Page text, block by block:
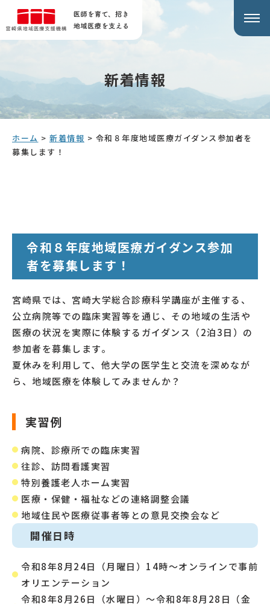
新着情報
ホーム > 新着情報 > 令和８年度地域医療ガイダンス参加者を
募集します！
令和８年度地域医療ガイダンス参加
者を募集します！
宮崎県では、宮崎大学総合診療科学講座が主催する、
公立病院等での臨床実習等を通じ、その地域の生活や
医療の状況を実際に体験するガイダンス（2泊3日）の
参加者を募集します。
夏休みを利用して、他大学の医学生と交流を深めなが
ら、地域医療を体験してみませんか？
実習例
病院、診療所での臨床実習
往診、訪問看護実習
特別養護老人ホーム実習
医療・保健・福祉などの連絡調整会議
地域住民や医療従事者等との意見交換会など
開催日時
令和8年8月24日（月曜日）14時～オンラインで事前
オリエンテーション
令和8年8月26日（水曜日）～令和8年8月28日（金